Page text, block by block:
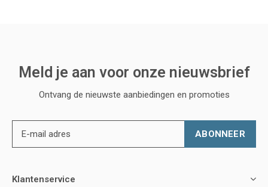
Meld je aan voor onze nieuwsbrief
Ontvang de nieuwste aanbiedingen en promoties
ABONNEER
Klantenservice